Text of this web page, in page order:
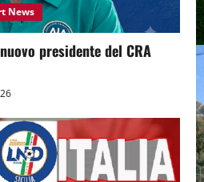
News
presidente del CRA